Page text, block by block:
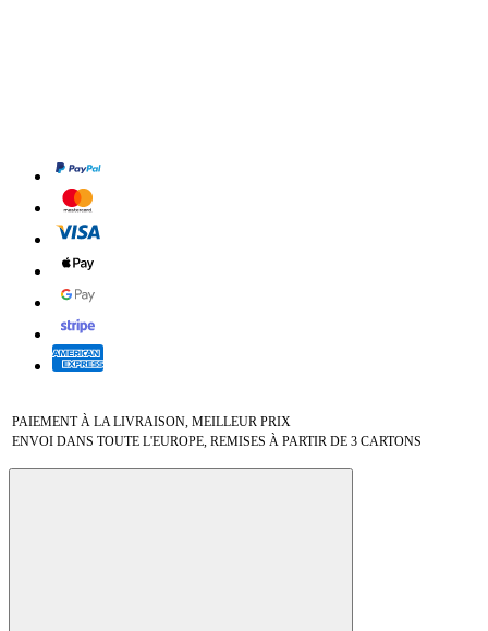
PAIEMENT À LA LIVRAISON, MEILLEUR PRIX
ENVOI DANS TOUTE L'EUROPE, REMISES À PARTIR DE 3 CARTONS